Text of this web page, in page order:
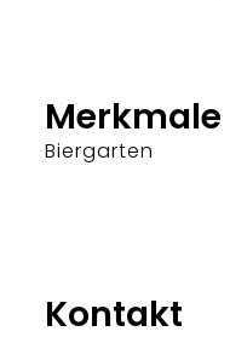
Merkmale
Biergarten
Kontakt